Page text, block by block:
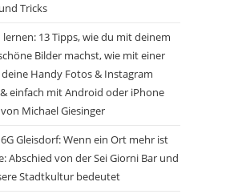
Tricks
13 Tipps, wie du mit deinem
Bilder machst, wie mit einer
deine Handy Fotos & Instagram
einfach mit Android oder iPhone
Michael Giesinger
Gleisdorf: Wenn ein Ort mehr ist
Abschied von der Sei Gior­ni Bar und
Stadtkultur bedeutet